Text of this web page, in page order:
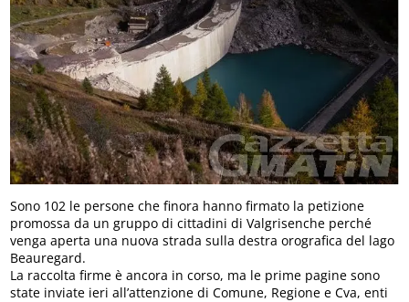
Sono 102 le persone che finora hanno firmato la petizione
promossa da un gruppo di cittadini di Valgrisenche perché
venga aperta una nuova strada sulla destra orografica del lago
Beauregard.
La raccolta firme è ancora in corso, ma le prime pagine sono
state inviate ieri all’attenzione di Comune, Regione e Cva, enti